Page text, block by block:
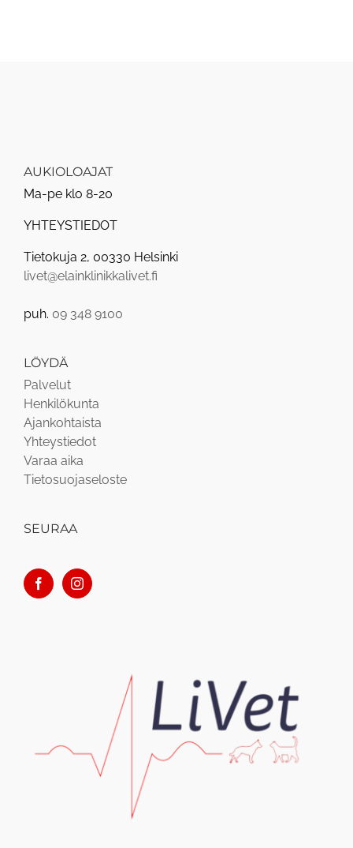
AUKIOLOAJAT
Ma-pe klo 8-20
YHTEYSTIEDOT
Tietokuja 2, 00330 Helsinki
livet@elainklinikkalivet.fi
puh. 09 348 9100
LÖYDÄ
Palvelut
Henkilökunta
Ajankohtaista
Yhteystiedot
Varaa aika
Tietosuojaseloste
SEURAA